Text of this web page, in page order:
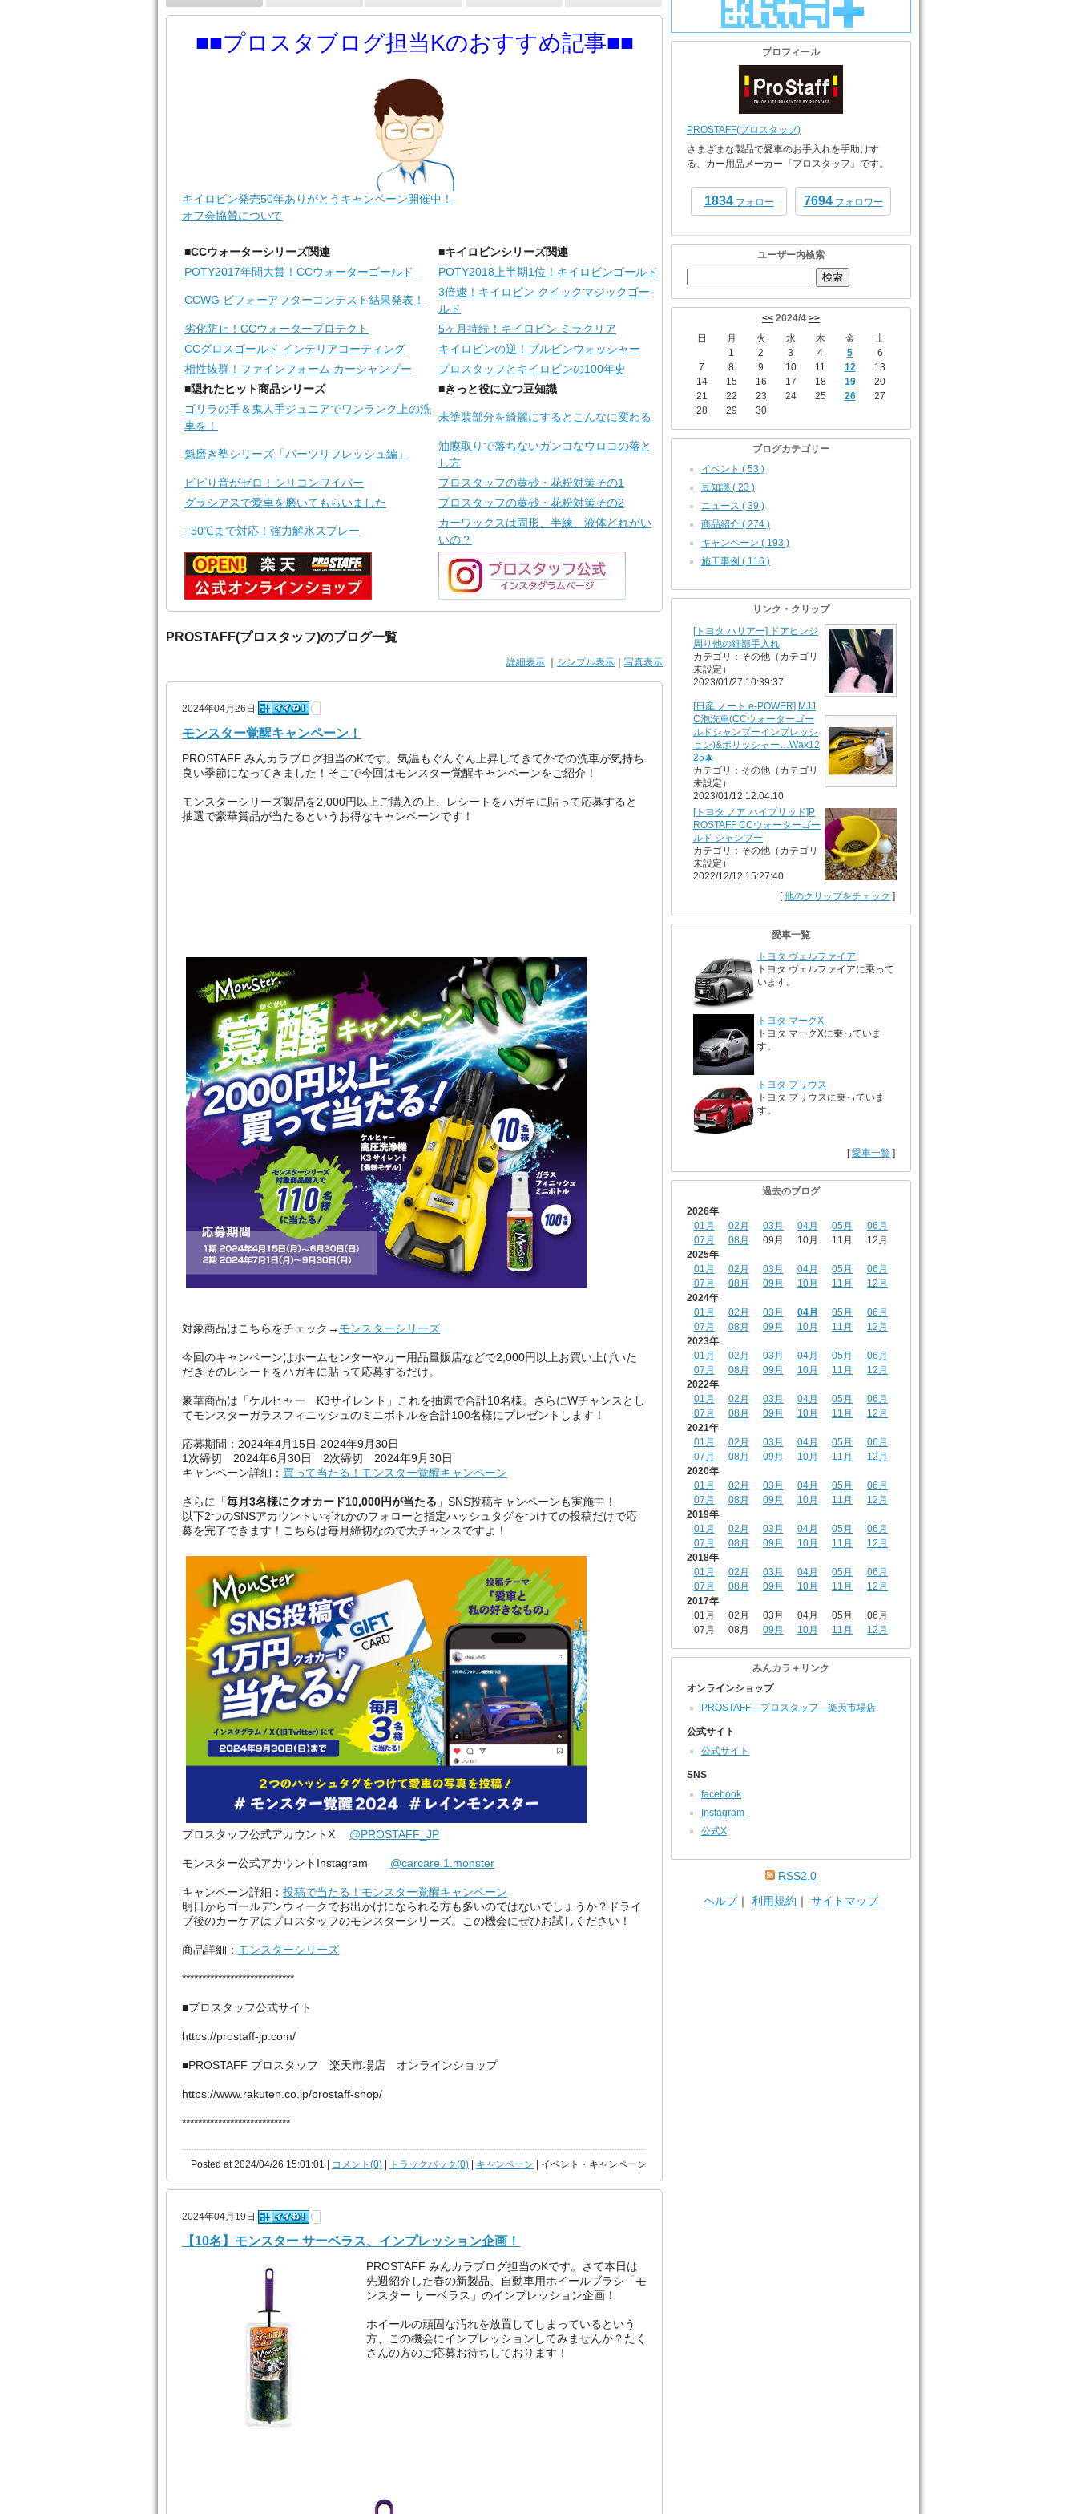
■■プロスタブログ担当Kのおすすめ記事■■
キイロビン発売50年ありがとうキャンペーン開催中！
オフ会協賛について
■CCウォーターシリーズ関連
■キイロビンシリーズ関連
POTY2017年間大賞！CCウォーターゴールド
POTY2018上半期1位！キイロビンゴールド
CCWG ビフォーアフターコンテスト結果発表！
3倍速！キイロビン クイックマジックゴー
ルド
劣化防止！CCウォータープロテクト
5ヶ月持続！キイロビン ミラクリア
CCグロスゴールド インテリアコーティング
キイロビンの逆！ブルビンウォッシャー
相性抜群！ファインフォーム カーシャンプー
プロスタッフとキイロビンの100年史
■隠れたヒット商品シリーズ
■きっと役に立つ豆知識
ゴリラの手＆鬼人手ジュニアでワンランク上の洗
車を！
未塗装部分を綺麗にするとこんなに変わる
魁磨き塾シリーズ「パーツリフレッシュ編」
油膜取りで落ちないガンコなウロコの落と
し方
ビビり音がゼロ！シリコンワイパー
プロスタッフの黄砂・花粉対策その1
グラシアスで愛車を磨いてもらいました
プロスタッフの黄砂・花粉対策その2
−50℃まで対応！強力解氷スプレー
カーワックスは固形、半練、液体どれがい
いの？
PROSTAFF(プロスタッフ)のブログ一覧
詳細表示 ｜ シンプル表示 ｜ 写真表示
2024年04月26日
モンスター覚醒キャンペーン！
PROSTAFF みんカラブログ担当のKです。気温もぐんぐん上昇してきて外での洗車が気持ち
良い季節になってきました！そこで今回はモンスター覚醒キャンペーンをご紹介！
モンスターシリーズ製品を2,000円以上ご購入の上、レシートをハガキに貼って応募すると
抽選で豪華賞品が当たるというお得なキャンペーンです！
対象商品はこちらをチェック→ モンスターシリーズ
今回のキャンペーンはホームセンターやカー用品量販店などで2,000円以上お買い上げいた
だきそのレシートをハガキに貼って応募するだけ。
豪華商品は「ケルヒャー K3サイレント」これを抽選で合計10名様。さらにWチャンスとし
てモンスターガラスフィニッシュのミニボトルを合計100名様にプレゼントします！
応募期間：2024年4月15日-2024年9月30日
1次締切 2024年6月30日 2次締切 2024年9月30日
キャンペーン詳細： 買って当たる！モンスター覚醒キャンペーン
さらに「毎月3名様にクオカード10,000円が当たる 」SNS投稿キャンペーンも実施中！
以下2つのSNSアカウントいずれかのフォローと指定ハッシュタグをつけての投稿だけで応
募を完了できます！こちらは毎月締切なので大チャンスですよ！
プロスタッフ公式アカウントX @PROSTAFF_JP
モンスター公式アカウントInstagram @carcare.1.monster
キャンペーン詳細： 投稿で当たる！モンスター覚醒キャンペーン
明日からゴールデンウィークでお出かけになられる方も多いのではないでしょうか？ドライ
ブ後のカーケアはプロスタッフのモンスターシリーズ。この機会にぜひお試しください！
商品詳細： モンスターシリーズ
****************************
■プロスタッフ公式サイト
https://prostaff-jp.com/
■PROSTAFF プロスタッフ 楽天市場店 オンラインショップ
https://www.rakuten.co.jp/prostaff-shop/
***************************
Posted at 2024/04/26 15:01:01 | コメント(0) トラックバック(0) キャンペーン | イベント・キャンペーン
2024年04月19日
【10名】モンスター サーベラス、インプレッション企画！
PROSTAFF みんカラブログ担当のKです。さて本日は
先週紹介した春の新製品、自動車用ホイールブラシ「モ
ンスター サーベラス」のインプレッション企画！
ホイールの頑固な汚れを放置してしまっているという
方、この機会にインプレッションしてみませんか？たく
さんの方のご応募お待ちしております！
プロフィール
PROSTAFF(プロスタッフ)
さまざまな製品で愛車のお手入れを手助けす
る、カー用品メーカー『プロスタッフ』です。
1834フォロー 7694フォロワー
ユーザー内検索
<< 2024/4 >>
日
月 火 水 木 金
土
1
2 3 4 5
6
7
8 9 10 11 12
13
14
15 16 17 18 19
20
21
22 23 24 25 26
27
28
29 30
ブログカテゴリー
イベント ( 53 )
豆知識 ( 23 )
ニュース ( 39 )
商品紹介 ( 274 )
キャンペーン ( 193 )
施工事例 ( 116 )
リンク・クリップ
[トヨタ ハリアー] ドアヒンジ
周り他の細部手入れ
カテゴリ：その他（カテゴリ
未設定）
2023/01/27 10:39:37
[日産 ノート e-POWER] MJJ
C泡洗車(CCウォーターゴー
ルドシャンプーインプレッシ
ョン)&ポリッシャー…Wax12
25🎄
カテゴリ：その他（カテゴリ
未設定）
2023/01/12 12:04:10
[トヨタ ノア ハイブリッド]P
ROSTAFF CCウォーターゴー
ルド シャンプー
カテゴリ：その他（カテゴリ
未設定）
2022/12/12 15:27:40
[他のクリップをチェック ]
愛車一覧
トヨタ ヴェルファイア
トヨタ ヴェルファイアに乗って
います。
トヨタ マークX
トヨタ マークXに乗っていま
す。
トヨタ プリウス
トヨタ プリウスに乗っていま
す。
[愛車一覧 ]
過去のブログ
2026年
01月
02月 03月 04月 05月
06月
07月
08月 09月 10月 11月
12月
2025年
01月
02月 03月 04月 05月
06月
07月
08月 09月 10月 11月
12月
2024年
01月
02月 03月 04月 05月
06月
07月
08月 09月 10月 11月
12月
2023年
01月
02月 03月 04月 05月
06月
07月
08月 09月 10月 11月
12月
2022年
01月
02月 03月 04月 05月
06月
07月
08月 09月 10月 11月
12月
2021年
01月
02月 03月 04月 05月
06月
07月
08月 09月 10月 11月
12月
2020年
01月
02月 03月 04月 05月
06月
07月
08月 09月 10月 11月
12月
2019年
01月
02月 03月 04月 05月
06月
07月
08月 09月 10月 11月
12月
2018年
01月
02月 03月 04月 05月
06月
07月
08月 09月 10月 11月
12月
2017年
01月
02月 03月 04月 05月
06月
07月
08月 09月 10月 11月 12月
みんカラ＋リンク
オンラインショップ
PROSTAFF プロスタッフ 楽天市場店
公式サイト
公式サイト
SNS
facebook
Instagram
公式X
RSS2.0
ヘルプ｜ 利用規約 ｜ サイトマップ